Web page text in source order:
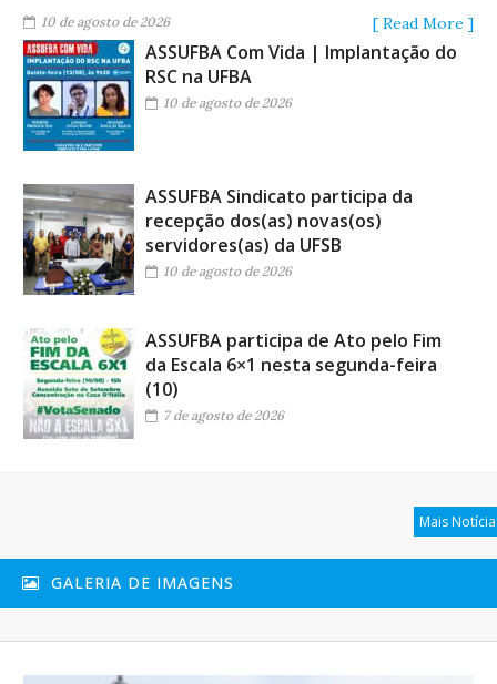
10 de agosto de 2026 [ Read More ]
ASSUFBA Com Vida | Implantação do
RSC na UFBA
10 de agosto de 2026
ASSUFBA Sindicato participa da
recepção dos(as) novas(os)
servidores(as) da UFSB
10 de agosto de 2026
ASSUFBA participa de Ato pelo Fim
da Escala 6×1 nesta segunda-feira
(10)
7 de agosto de 2026
Mais
GALERIA DE IMAGENS